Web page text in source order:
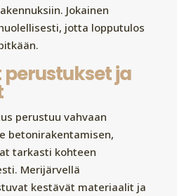
Jokainen
jotta lopputulos
ja
perustuu vahvaan
betonirakentamisen,
tarkasti kohteen
Merijärvellä
kestävät materiaalit ja